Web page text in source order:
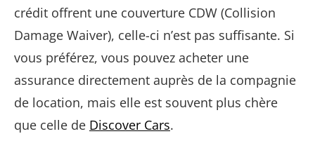
crédit offrent une couverture CDW (Collision
Damage Waiver), celle-ci n’est pas suffisante. Si
vous préférez, vous pouvez acheter une
assurance directement auprès de la compagnie
de location, mais elle est souvent plus chère
que celle de Discover Cars.